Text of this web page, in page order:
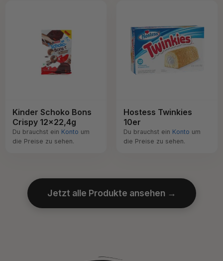
Kinder Schoko Bons
Crispy 12x22,4g
Du brauchst ein Konto um
die Preise zu sehen.
Hostess Twinkies
10er
Du brauchst ein Konto um
die Preise zu sehen.
Jetzt alle Produkte ansehen →